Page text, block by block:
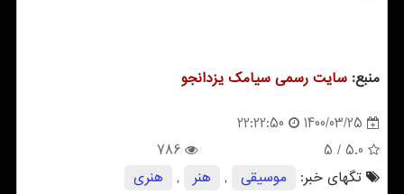
منبع: سایت رسمی سیامك یزدانجو
1400/03/25
22:22:50
5.0
/ 5
786
تگهای خبر:
موسیقی , هنر ,
هنری